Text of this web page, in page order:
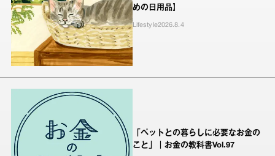
めの日用品】
Lifestyle2026.8.4
「ペットとの暮らしに必要なお金の
こと」｜お金の教科書Vol.97